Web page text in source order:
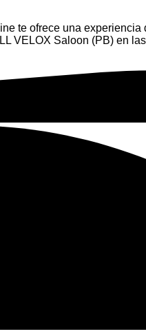
te ofrece una
VELOX Saloon (PB) en